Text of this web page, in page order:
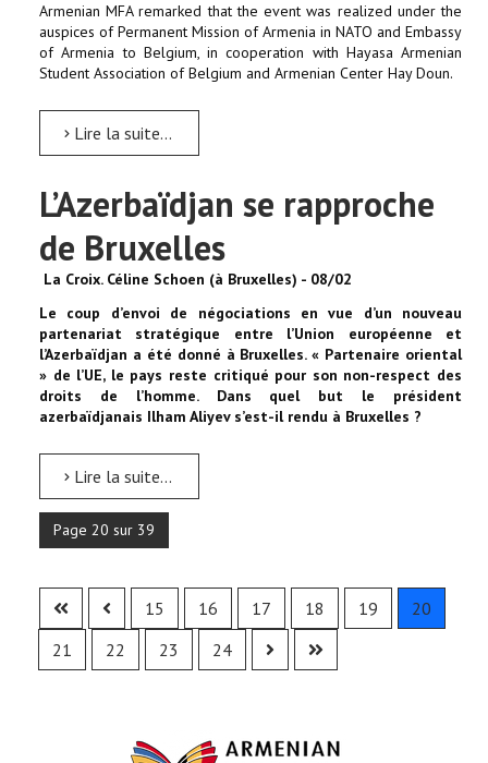
Armenian MFA remarked that the event was realized under the
auspices of Permanent Mission of Armenia in NATO and Embassy
of Armenia to Belgium, in cooperation with Hayasa Armenian
Student Association of Belgium and Armenian Center Hay Doun.
Lire la suite...
L’Azerbaïdjan se rapproche
de Bruxelles
La Croix. Céline Schoen (à Bruxelles) - 08/02
Le coup d’envoi de négociations en vue d’un nouveau
partenariat stratégique entre l’Union européenne et
l’Azerbaïdjan a été donné à Bruxelles. « Partenaire oriental
» de l’UE, le pays reste critiqué pour son non-respect des
droits de l’homme. Dans quel but le président
azerbaïdjanais Ilham Aliyev s’est-il rendu à Bruxelles ?
Lire la suite...
Page 20 sur 39
15 16 17 18 19
20
21
22 23 24